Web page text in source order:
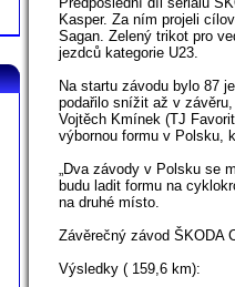
Kasper. Za ním projeli
Sagan. Zelený trikot pro
jezdců kategorie U23.
Na startu závodu bylo 87
podařilo snížit až v
Vojtěch Kmínek (TJ
výbornou formu v Polsku,
„Dva závody v Polsku se
budu ladit formu na
na druhé místo.
Závěrečný závod ŠKODA
Výsledky ( 159,6 km):